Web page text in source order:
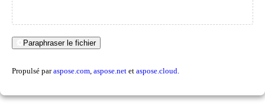
Paraphraser le fichier
Propulsé paraspose.com aspose.net et aspose.cloud